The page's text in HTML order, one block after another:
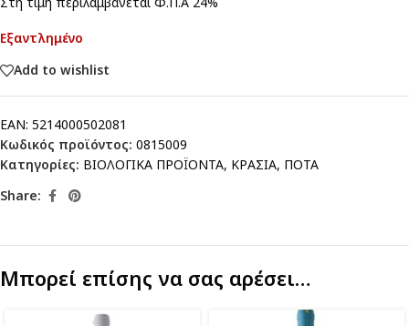
Εξαντλημένο
Add to wishlist
EAN: 5214000502081
Κωδικός προϊόντος: 0815009
Κατηγορίες: ΒΙΟΛΟΓΙΚΑ ΠΡΟΪΟΝΤΑ, ΚΡΑΣΙΑ, ΠΟΤΑ
Share:
Μπορεί επίσης να σας αρέσει…